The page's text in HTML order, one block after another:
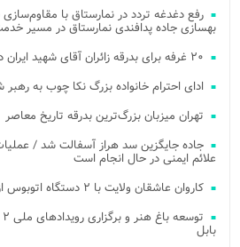
رفع دغدغه تردد در نمارستاق با
بهسازی جاده پدافندی نمارستاق در مسیر
۲۰ غرفه برای بدرقه زائران آقای شهید ایران در مسیر طریق الرضا برپا شد
ادای احترام خانواده بزرگ نکا چوب به رهبر
تهران میزبان بزرگ‌ترین بدرقه تاریخ معاصر
جاده جایگزین سد هراز آسفالت شد /
علائم ایمنی در حال انجام است
کاروان عاشقان ولایت با ۲ دستگاه اتوبوس از بلده راهی تهران شد
بابل